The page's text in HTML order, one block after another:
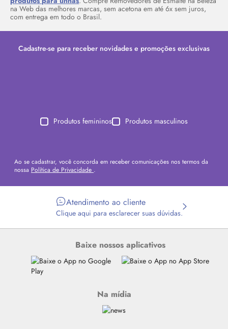
na Web das melhores marcas, sem acetona em até 6x sem juros,
com entrega em todo o Brasil.
Cadastre-se para receber novidades e promoções exclusivas
Produtos femininos Produtos masculinos
Ao se cadastrar, você concorda em receber comunicações nos termos da
nossa Política de Privacidade .
Atendimento ao cliente
Clique aqui para esclarecer suas dúvidas.
Baixe nossos aplicativos
Na mídia